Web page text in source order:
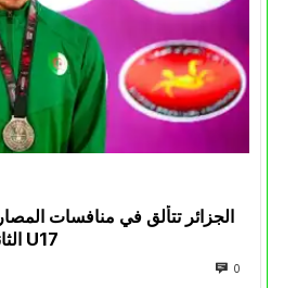
الجزائر تتألق في منافسات
الثاني في البطولة الإفريقية U17
0